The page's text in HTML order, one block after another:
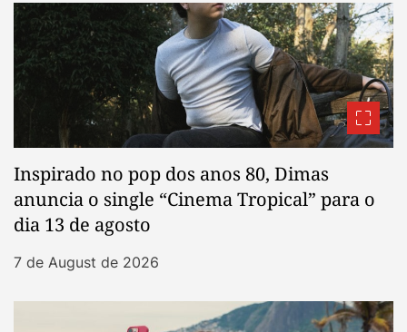
Inspirado no pop dos anos 80, Dimas
anuncia o single “Cinema Tropical” para o
dia 13 de agosto
7 de August de 2026